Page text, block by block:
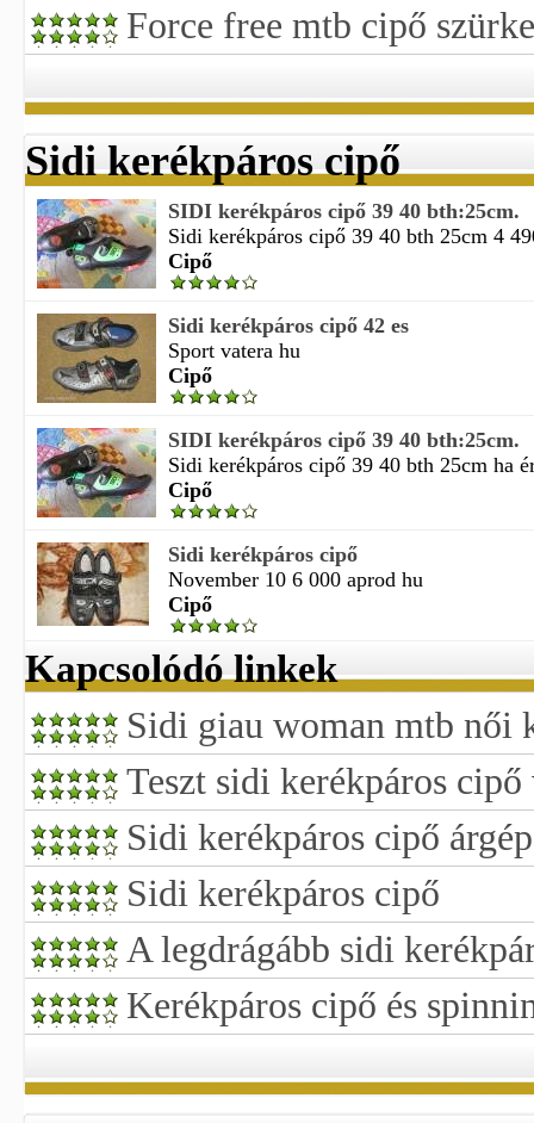
Force free mtb cipő
Sidi kerékpáros cipő
SIDI kerékpáros cipő 39 40 bth:25cm.
Sidi kerékpáros cipő 39 40 bth 25cm 4
Cipő
Sidi kerékpáros cipő 42 es
Sport vatera hu
Cipő
SIDI kerékpáros cipő 39 40 bth:25cm.
Sidi kerékpáros cipő 39 40 bth 25cm ha
Cipő
Sidi kerékpáros cipő
November 10 6 000 aprod hu
Cipő
Kapcsolódó linkek
Sidi giau woman mtb női
Teszt sidi kerékpáros cipő
Sidi kerékpáros cipő árgép
Sidi kerékpáros cipő
A legdrágább sidi
Kerékpáros cipő és